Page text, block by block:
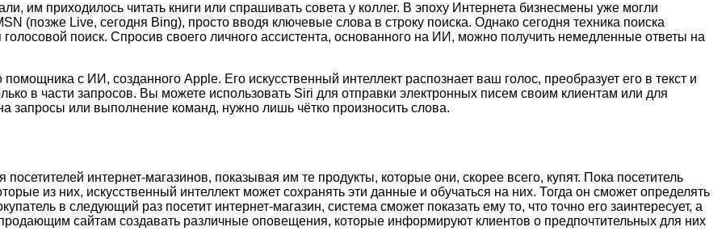
им приходилось читать книги или спрашивать совета у коллег. В эпоху Интернета бизнесмены уже могли
(позже Live, сегодня Bing), просто вводя ключевые слова в строку поиска. Однако сегодня техника поиска
поиск. Спросив своего личного ассистента, основанного на ИИ, можно получить немедленные ответы на
с ИИ, созданного Apple. Его искусственный интеллект распознает ваш голос, преобразует его в текст и
в части запросов. Вы можете использовать Siri для отправки электронных писем своим клиентам или для
запросы или выполнение команд, нужно лишь чётко произносить слова.
интернет-магазинов, показывая им те продукты, которые они, скорее всего, купят. Пока посетитель
из них, искусственный интеллект может сохранять эти данные и обучаться на них. Тогда он сможет определять
в следующий раз посетит интернет-магазин, система сможет показать ему то, что точно его заинтересует, а
сайтам создавать различные оповещения, которые информируют клиентов о предпочтительных для них